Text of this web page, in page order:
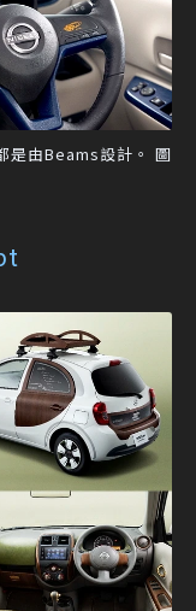
由Beams設計。 圖